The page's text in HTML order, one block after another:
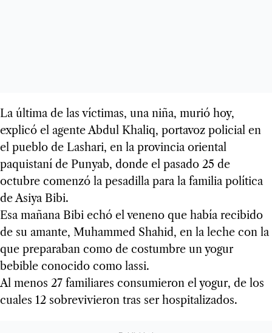
La última de las víctimas, una niña, murió hoy,
explicó el agente Abdul Khaliq, portavoz policial en
el pueblo de Lashari, en la provincia oriental
paquistaní de Punyab, donde el pasado 25 de
octubre comenzó la pesadilla para la familia política
de Asiya Bibi.
Esa mañana Bibi echó el veneno que había recibido
de su amante, Muhammed Shahid, en la leche con la
que preparaban como de costumbre un yogur
bebible conocido como lassi.
Al menos 27 familiares consumieron el yogur, de los
cuales 12 sobrevivieron tras ser hospitalizados.